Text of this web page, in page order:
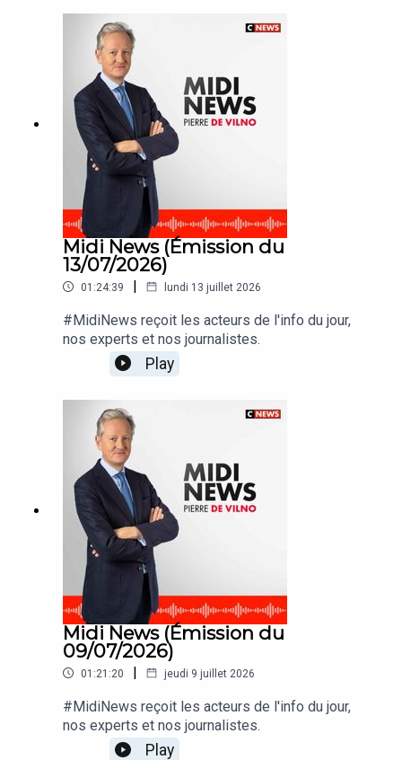
Midi News (Émission du
13/07/2026)
01:24:39 | lundi 13 juillet 2026
#MidiNews reçoit les acteurs de l'info du jour,
nos experts et nos journalistes.
Play
Midi News (Émission du
09/07/2026)
01:21:20 | jeudi 9 juillet 2026
#MidiNews reçoit les acteurs de l'info du jour,
nos experts et nos journalistes.
Play